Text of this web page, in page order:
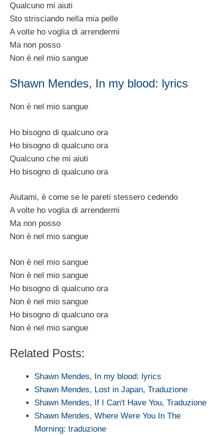
Qualcuno mi aiuti
Sto strisciando nella mia pelle
A volte ho voglia di arrendermi
Ma non posso
Non è nel mio sangue
Shawn Mendes, In my blood: lyrics
Non è nel mio sangue
Ho bisogno di qualcuno ora
Ho bisogno di qualcuno ora
Qualcuno che mi aiuti
Ho bisogno di qualcuno ora
Aiutami, è come se le pareti stessero cedendo
A volte ho voglia di arrendermi
Ma non posso
Non è nel mio sangue
Non è nel mio sangue
Non è nel mio sangue
Ho bisogno di qualcuno ora
Non è nel mio sangue
Ho bisogno di qualcuno ora
Non è nel mio sangue
Related Posts:
Shawn Mendes, In my blood: lyrics
Shawn Mendes, Lost in Japan, Traduzione
Shawn Mendes, If I Can't Have You, Traduzione
Shawn Mendes, Where Were You In The
Morning: traduzione